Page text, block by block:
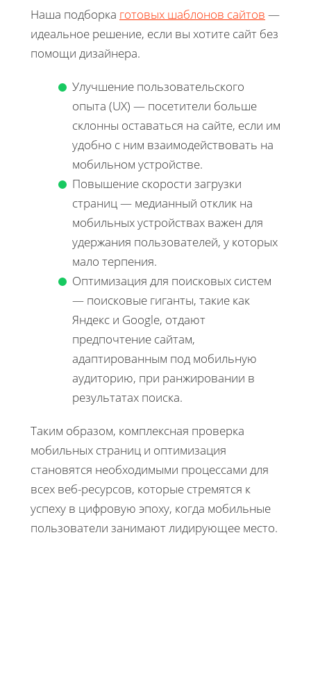
Наша подборка готовых шаблонов сайтов —
идеальное решение, если вы хотите сайт без
помощи дизайнера.
Улучшение пользовательского
опыта (UX) — посетители больше
склонны оставаться на сайте, если им
удобно с ним взаимодействовать на
мобильном устройстве.
Повышение скорости загрузки
страниц — медианный отклик на
мобильных устройствах важен для
удержания пользователей, у которых
мало терпения.
Оптимизация для поисковых систем
— поисковые гиганты, такие как
Яндекс и Google, отдают
предпочтение сайтам,
адаптированным под мобильную
аудиторию, при ранжировании в
результатах поиска.
Таким образом, комплексная проверка
мобильных страниц и оптимизация
становятся необходимыми процессами для
всех веб-ресурсов, которые стремятся к
успеху в цифровую эпоху, когда мобильные
пользователи занимают лидирующее место.